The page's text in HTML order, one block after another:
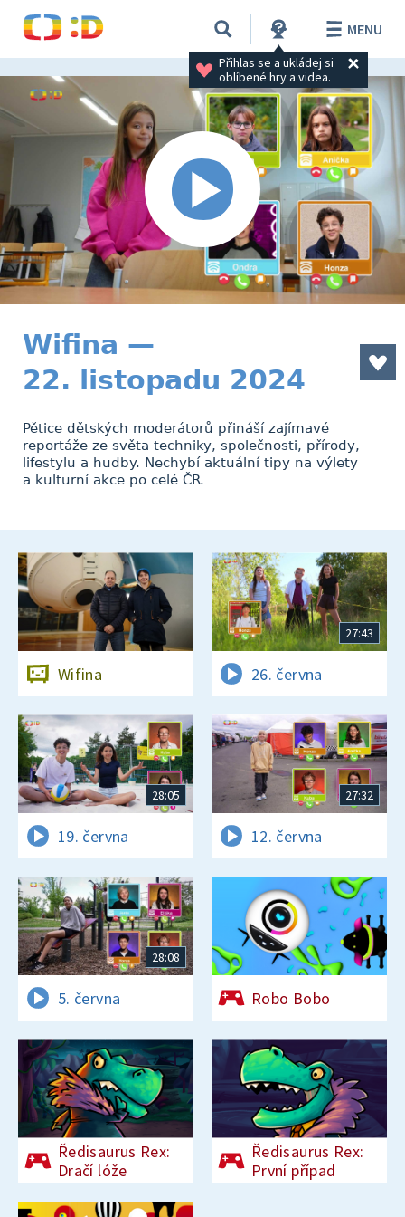
Přihlas se a ukládej si
oblíbené hry a videa.
MENU
Wifina —
22. listopadu 2024
Pětice dětských moderátorů přináší zajímavé
reportáže ze světa techniky, společnosti, přírody,
lifestylu a hudby. Nechybí aktuální tipy na výlety
a kulturní akce po celé ČR.
Wifina
27:43
26. června
28:05
19. června
27:32
12. června
28:08
5. června Robo Bobo
Ředisaurus Rex:
Dračí lóže
Ředisaurus Rex:
První případ